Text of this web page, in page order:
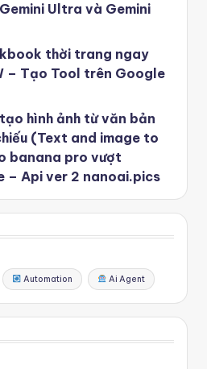
Ultra và Gemini
thời trang ngay
– Tạo Tool trên Google
hình ảnh từ văn bản
(Text and image to
banana pro vượt
– Api ver 2 nanoai.pics
Automation Ai Agent